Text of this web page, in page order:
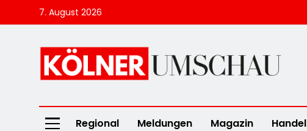
to
7. August 2026
Kölner Umschau
Regional Meldungen Magazin Handel